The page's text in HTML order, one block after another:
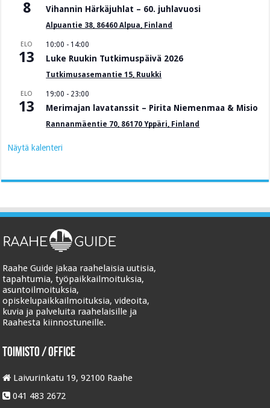
8 Vihannin Härkäjuhlat – 60. juhlavuosi
Alpuantie 38, 86460 Alpua, Finland
ELO
13
10:00 - 14:00
Luke Ruukin Tutkimuspäivä 2026
Tutkimusasemantie 15, Ruukki
ELO
13
19:00 - 23:00
Merimajan lavatanssit – Pirita Niemenmaa & Misio
Rannanmäentie 70, 86170 Yppäri, Finland
Näytä kalenteri
Raahe Guide jakaa raahelaisia uutisia,
tapahtumia, työpaikkailmoituksia,
asuntoilmoituksia,
opiskelupaikkailmoituksia, videoita,
kuvia ja palveluita raahelaisille ja
Raahesta kiinnostuneille.
Toimisto / Office
Laivurinkatu 19, 92100 Raahe
041 483 2672